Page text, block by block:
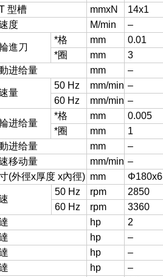
型槽 mmxN
14x1
度
M/min –
進刀
*格 mm
0.01
*圈
mm
3
进给量
mm –
量
50 Hz mm/min –
60 Hz
mm/min –
进给量
*格 mm
0.005
*圈
mm
1
进给量
mm
–
移动量
mm/min –
(外徑x厚度 x內徑) mm
50 Hz rpm
2850
60 Hz
rpm 3360
hp
2
hp
–
hp
–
hp
–